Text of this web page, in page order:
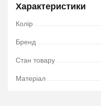
Характеристики
Колір
Бренд
Стан товару
Матеріал